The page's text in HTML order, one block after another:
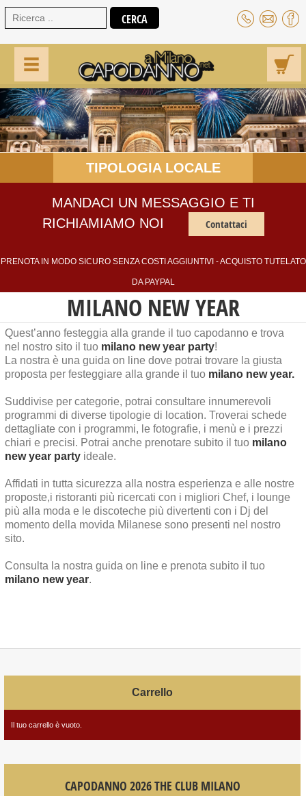
TIPOLOGIA LOCALE
MANDACI UN MESSAGGIO E TI
RICHIAMIAMO NOI
Contattaci
PRENOTA IN MODO SICURO SENZA COSTI AGGIUNTIVI - ACQUISTO TUTELATO
DA PAYPAL
MILANO NEW YEAR
Quest’anno festeggia alla grande il tuo capodanno e trova
nel nostro sito il tuo milano new year party!
La nostra è una guida on line dove potrai trovare la giusta
proposta per festeggiare alla grande il tuo milano new year.
Suddivise per categorie, potrai consultare innumerevoli
programmi di diverse tipologie di location. Troverai schede
dettagliate con i programmi, le fotografie, i menù e i prezzi
chiari e precisi. Potrai anche prenotare subito il tuo milano
new year party ideale.
Affidati in tutta sicurezza alla nostra esperienza e alle nostre
proposte,i ristoranti più ricercati con i migliori Chef, i lounge
più alla moda e le discoteche più divertenti con i Dj del
momento della movida Milanese sono presenti nel nostro
sito.
Consulta la nostra guida on line e prenota subito il tuo
milano new year.
Carrello
Il tuo carrello è vuoto.
CAPODANNO 2026 THE CLUB MILANO